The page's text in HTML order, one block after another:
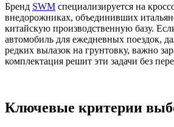
Бренд SWM специализируется на
внедорожниках, объединивших
китайскую производственную базу.
автомобиль для ежедневных поездок,
редких вылазок на грунтовку, важно
комплектация решит эти задачи без
Ключевые критерии